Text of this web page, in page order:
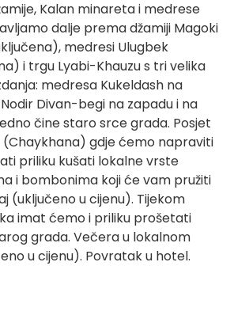
Kalan minareta i medrese
dalje prema džamiji Magoki
medresi Ulugbek
i trgu Lyabi-Khauzu s tri velika
medresa Kukeldash na
Divan-begi na zapadu i na
čine staro srce grada. Posjet
(Chaykhana) gdje ćemo napraviti
priliku kušati lokalne vrste
i bombonima koji će vam pružiti
(uključeno u cijenu). Tijekom
imat ćemo i priliku prošetati
grada. Večera u lokalnom
u cijenu). Povratak u hotel.